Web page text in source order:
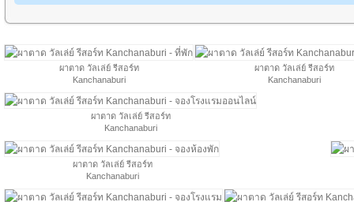
ผาตาด วัลเล่ย์ รีสอร์ท
Kanchanaburi
ผาตาด วัลเล่ย์ รีสอร์ท
Kanchanaburi
ผาตาด วัลเล่ย์ รีสอร์ท
Kanchanaburi
ผาตาด วัลเล่ย์ รีสอร์ท
Kanchanaburi